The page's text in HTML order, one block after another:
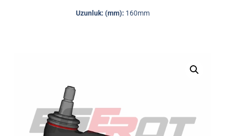
Uzunluk: (mm): 160mm